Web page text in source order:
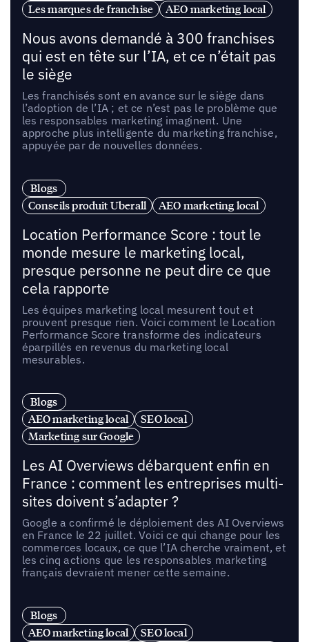
Les marques de franchise
AEO marketing local
Nous avons demandé à 300 franchises
qui est en tête sur l’IA, et ce n’était pas
le siège
Les franchisés sont en avance sur le siège dans
l’adoption de l’IA ; et ce n’est pas le problème que
les responsables marketing imaginent. Une
approche plus intelligente du marketing franchise,
appuyée par de nouvelles données.
Blogs
Conseils produit Uberall
AEO marketing local
Location Performance Score : tout le
monde mesure le marketing local,
presque personne ne peut dire ce que
cela rapporte
Les équipes marketing local mesurent tout et
prouvent presque rien. Voici comment le Location
Performance Score transforme des indicateurs
éparpillés en revenus du marketing local
mesurables.
Blogs
AEO marketing local
SEO local
Marketing sur Google
Les AI Overviews débarquent enfin en
France : comment les entreprises multi-
sites doivent s’adapter ?
Google a confirmé le déploiement des AI Overviews
en France le 22 juillet. Voici ce qui change pour les
commerces locaux, ce que l’IA cherche vraiment, et
les cinq actions que les responsables marketing
français devraient mener cette semaine.
Blogs
AEO marketing local
SEO local